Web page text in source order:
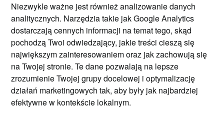
Niezwykle ważne jest również analizowanie danych
analitycznych. Narzędzia takie jak Google Analytics
dostarczają cennych informacji na temat tego, skąd
pochodzą Twoi odwiedzający, jakie treści cieszą się
największym zainteresowaniem oraz jak zachowują się
na Twojej stronie. Te dane pozwalają na lepsze
zrozumienie Twojej grupy docelowej i optymalizację
działań marketingowych tak, aby były jak najbardziej
efektywne w kontekście lokalnym.